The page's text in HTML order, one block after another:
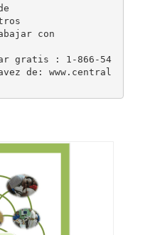
con
gratis : 1-866-54
de: www.central